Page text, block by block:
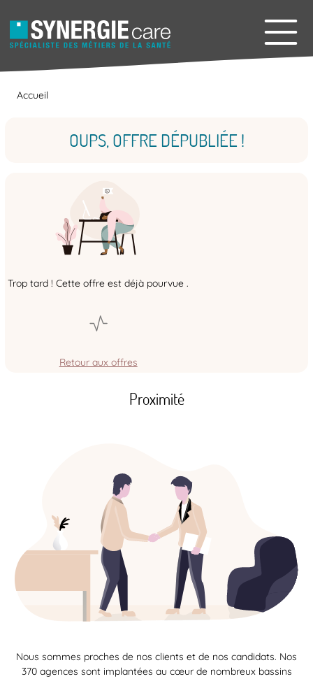
Accueil
OUPS, OFFRE DÉPUBLIÉE !
Trop tard ! Cette offre est déjà pourvue .
Retour aux offres
Proximité
Nous sommes proches de nos clients et de nos candidats. Nos
370 agences sont implantées au cœur de nombreux bassins